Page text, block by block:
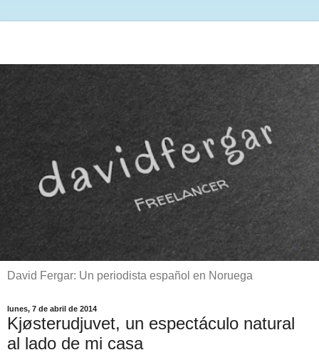
David Fergar: Un periodista español en Noruega
lunes, 7 de abril de 2014
Kjøsterudjuvet, un espectáculo natural
al lado de mi casa